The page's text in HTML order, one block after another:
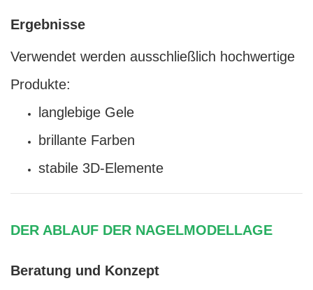
Ergebnisse
Verwendet werden ausschließlich hochwertige
Produkte:
langlebige Gele
brillante Farben
stabile 3D-Elemente
DER ABLAUF DER NAGELMODELLAGE
Beratung und Konzept